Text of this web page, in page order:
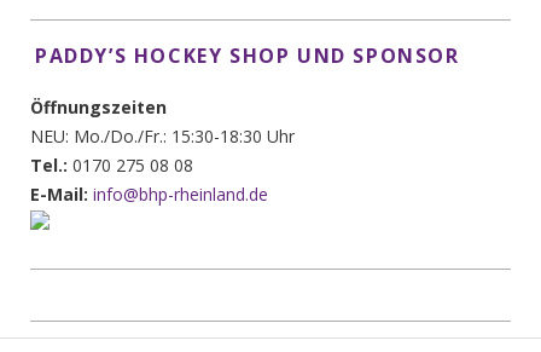
PADDY’S HOCKEY SHOP UND SPONSOR
Öffnungszeiten
NEU: Mo./Do./Fr.: 15:30-18:30 Uhr
Tel.: 0170 275 08 08
E-Mail: info@bhp-rheinland.de